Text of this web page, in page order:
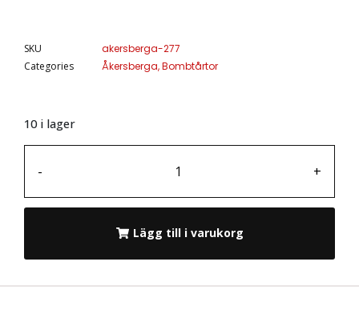
SKU
akersberga-277
Categories
Åkersberga,Bombtårtor
10 i lager
- +
Lägg till i varukorg